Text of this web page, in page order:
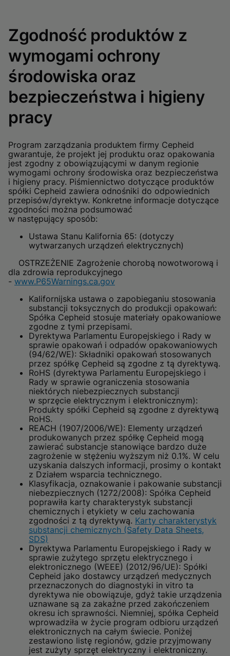
Zgodność produktów z
wymogami ochrony
środowiska oraz
bezpieczeństwa i higieny
pracy
Program zarządzania produktem firmy Cepheid
gwarantuje, że projekt jej produktu oraz opakowania
jest zgodny z obowiązującymi w danym regionie
wymogami ochrony środowiska oraz bezpieczeństwa
i higieny pracy. Piśmiennictwo dotyczące produktów
spółki Cepheid zawiera odnośniki do odpowiednich
przepisów/dyrektyw. Konkretne informacje dotyczące
zgodności można podsumować
w następujący sposób:
Ustawa Stanu Kalifornia 65: (dotyczy
wytwarzanych urządzeń elektrycznych)
OSTRZEŻENIE Zagrożenie chorobą nowotworową i
dla zdrowia reprodukcyjnego
- www.P65Warnings.ca.gov
Kalifornijska ustawa o zapobieganiu stosowania
substancji toksycznych do produkcji opakowań:
Spółka Cepheid stosuje materiały opakowaniowe
zgodne z tymi przepisami.
Dyrektywa Parlamentu Europejskiego i Rady w
sprawie opakowań i odpadów opakowaniowych
(94/62/WE): Składniki opakowań stosowanych
przez spółkę Cepheid są zgodne z tą dyrektywą.
RoHS (dyrektywa Parlamentu Europejskiego i
Rady w sprawie ograniczenia stosowania
niektórych niebezpiecznych substancji
w sprzęcie elektrycznym i elektronicznym):
Produkty spółki Cepheid są zgodne z dyrektywą
RoHS.
REACH (1907/2006/WE): Elementy urządzeń
produkowanych przez spółkę Cepheid mogą
zawierać substancje stanowiące bardzo duże
zagrożenie w stężeniu wyższym niż 0.1%. W celu
uzyskania dalszych informacji, prosimy o kontakt
z Działem wsparcia technicznego.
Klasyfikacja, oznakowanie i pakowanie substancji
niebezpiecznych (1272/2008): Spółka Cepheid
poprawiła karty charakterystyk substancji
chemicznych i etykiety w celu zachowania
zgodności z tą dyrektywą. Karty charakterystyk
substancji chemicznych (Safety Data Sheets,
SDS)
Dyrektywa Parlamentu Europejskiego i Rady w
sprawie zużytego sprzętu elektrycznego i
elektronicznego (WEEE) (2012/96/UE): Spółki
Cepheid jako dostawcy urządzeń medycznych
przeznaczonych do diagnostyki in vitro ta
dyrektywa nie obowiązuje, gdyż takie urządzenia
uznawane są za zakaźne przed zakończeniem
okresu ich sprawności. Niemniej, spółka Cepheid
wprowadziła w życie program odbioru urządzeń
elektronicznych na całym świecie. Poniżej
zestawiono listę regionów, gdzie przyjmowany
jest zużyty sprzęt elektryczny i elektroniczny.